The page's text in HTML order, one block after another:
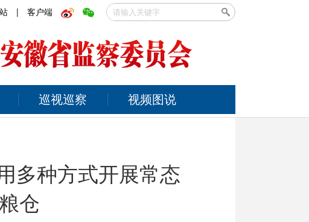
| 客户端
巡视巡察 视频图说
多种方式开展常态
仓